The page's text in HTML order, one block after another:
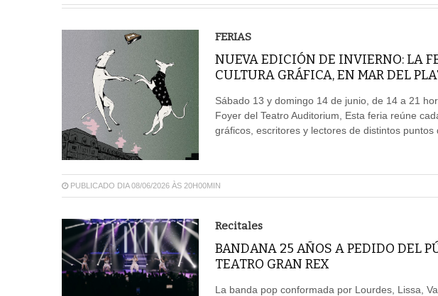
FERIAS
NUEVA EDICIÓN DE INVIERNO: LA
CULTURA GRÁFICA, EN MAR DEL
Sábado 13 y domingo 14 de junio, de 14 a 21
Foyer del Teatro Auditorium, Esta feria reúne
gráficos, escritores y lectores de distintos puntos
PUBLICADO DIA 08/06/2026 ÀS 20H00MIN
Recitales
BANDANA 25 AÑOS A PEDIDO DEL
TEATRO GRAN REX
La banda pop conformada por Lourdes, Lissa,